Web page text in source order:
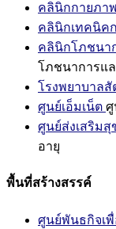
คลินิกกายภา
คลินิกเทคนิค
คลินิกโภชนา
โภชนาการแ
โรงพยาบาลสั
ศูนย์เอ็มเน็ต ศู
ศูนย์ส่งเสริมสุ
อายุ
พื้นที่สร้างสรรค์
ศูนย์พันธกิจเ